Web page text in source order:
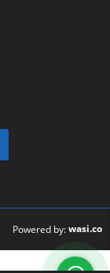
Powered by:wasi.co